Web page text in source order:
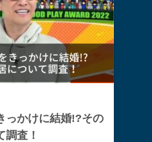
っかけに結婚!?その
調査！